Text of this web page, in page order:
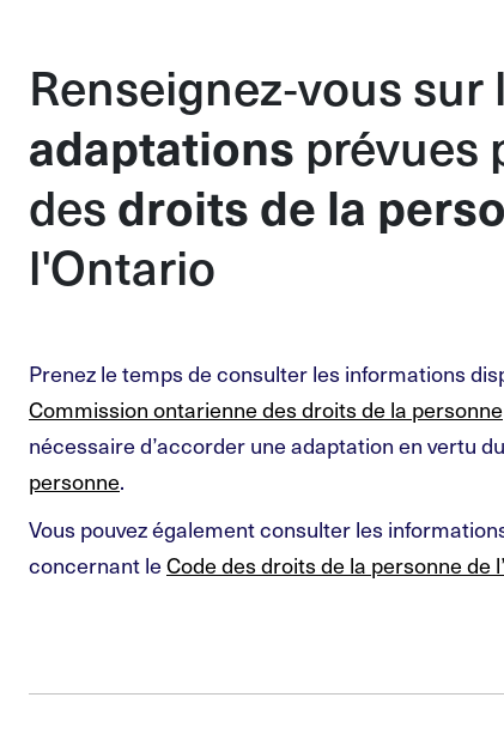
Renseignez‑vous sur
adaptations prévues
des droits de la
l'Ontario
Prenez le temps de consulter les informations
Commission ontarienne des droits de la personne
nécessaire d’accorder une adaptation en vertu du
personne.
Vous pouvez également consulter les
concernant leCode des droits de la personne de